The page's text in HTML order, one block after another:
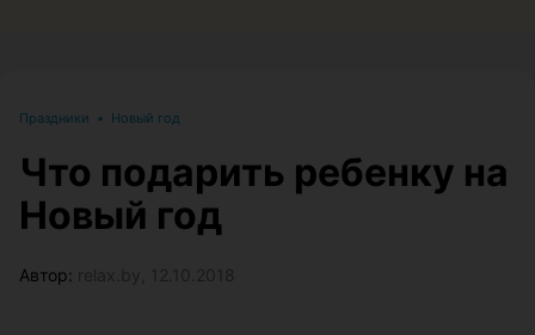
Праздники • Новый год
Что подарить ребенку на
Новый год
Автор: